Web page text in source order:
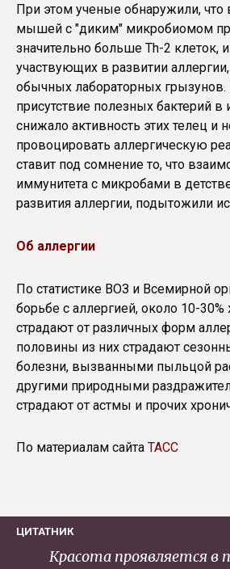
При этом ученые обнаружили, что
мышей с "диким" микробиомом
значительно больше Th-2 клеток,
участвующих в развитии
обычных лабораторных
присутствие полезных бактерий
снижало активность этих телец и
провоцировать аллергическую
ставит под сомнение то, что
иммунитета с микробами в
развития аллергии, подытожили
Об аллергии
По статистике ВОЗ и Всемирной
борьбе с аллергией, около 10-
страдают от различных форм
половины из них страдают
болезни, вызванными пыльцой
другими природными
страдают от астмы и прочих
По материалам сайта ТАСС
ЦИТАТНИК
Красота проявляется в